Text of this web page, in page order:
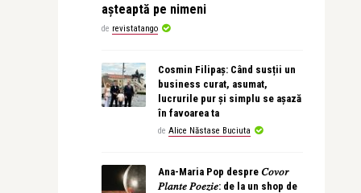
așteaptă pe nimeni
de revistatango
Cosmin Filipaș: Când susții un
business curat, asumat,
lucrurile pur și simplu se așază
în favoarea ta
de Alice Năstase Buciuta
Ana-Maria Pop despre 𝐶𝑜𝑣𝑜𝑟
𝑃𝑙𝑎𝑛𝑡𝑒 𝑃𝑜𝑒𝑧𝑖𝑒: de la un shop de